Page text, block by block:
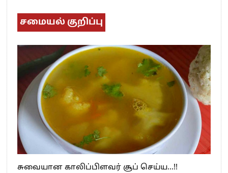
சமையல் குறிப்பு
சுவையான காலிப்பிளவர் சூப் செய்ய…!!